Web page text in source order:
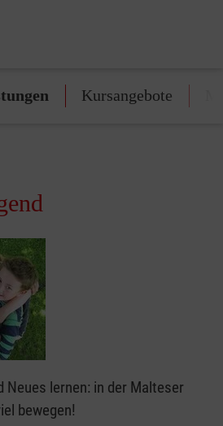
Kursangebote
Neues lernen: in der Malteser
bewegen!